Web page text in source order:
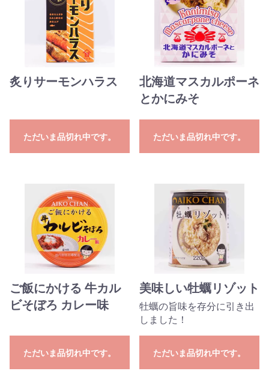
炙りサーモンハラス
ただいま品切れ中です。
北海道マスカルポーネ
とかにみそ
ただいま品切れ中です。
ご飯にかける 牛カル
ビそぼろ カレー味
ただいま品切れ中です。
美味しい牡蠣リゾット
牡蠣の旨味を存分に引き出
しました！
ただいま品切れ中です。